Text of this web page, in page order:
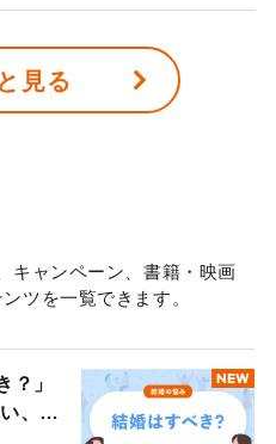
見る
キャンペーン、書籍・映画
ツを一覧できます。
NEW
？」
、心